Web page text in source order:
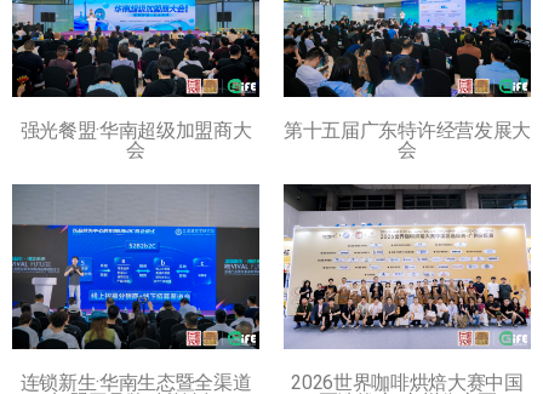
强光餐盟·华南超级加盟商大
会
连锁新生·华南生态暨全渠道
第十五届广东特许经营发展大
会
2026世界咖啡烘焙大赛中国